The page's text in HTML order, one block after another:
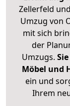
Zellerfeld
Umzug von
mit sich
der
Umzugs.
Möbel und
ein und
Ihrem